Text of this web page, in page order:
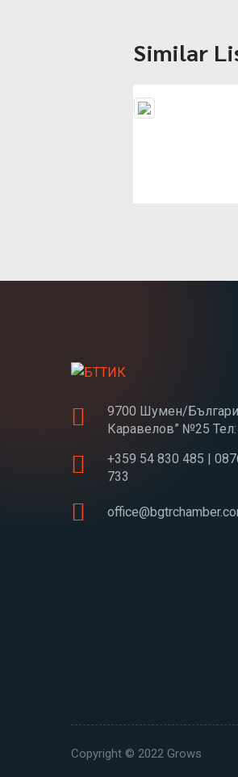
Similar
9700 Шумен/
Каравелов” №25
+359 54 830 485 |
733
Copyright © 2022 Grows